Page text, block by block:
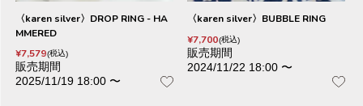
〈karen silver〉DROP RING - HA
MMERED
¥7,579 税込
販売期間
2025/11/19 18:00 〜
〈karen silver〉BUBBLE RING
¥7,700 税込
販売期間
2024/11/22 18:00 〜